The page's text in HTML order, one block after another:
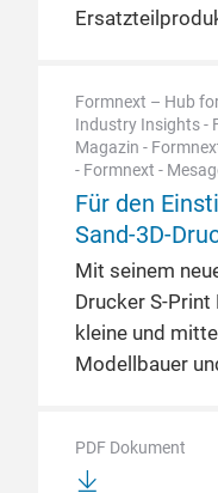
Formnext – Hub
Industry Insights -
Magazin -
- Formnext -
Für den
Sand-3D-
Mit seinem
Drucker S-Print
kleine und
Modellbauer
PDF Dokument